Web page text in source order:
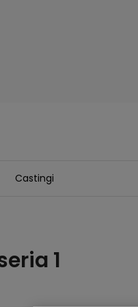
Castingi
1